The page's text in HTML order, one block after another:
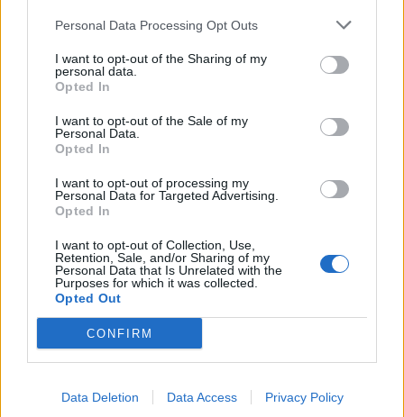
Personal Data Processing Opt Outs
I want to opt-out of the Sharing of my
personal data.
Opted In
I want to opt-out of the Sale of my
Personal Data.
Opted In
I want to opt-out of processing my
Personal Data for Targeted Advertising.
Opted In
I want to opt-out of Collection, Use,
Retention, Sale, and/or Sharing of my
Personal Data that Is Unrelated with the
Purposes for which it was collected.
Opted Out
CONFIRM
Data Deletion Data Access Privacy Policy
Διάβασε σχετικά
Χρυσές λίρες στην Ευρώπη: Ιστορία, είδη και
αξία - Πώς μπορείτε να πουλήσετε ή να
αγοράσετε
Διάβασε περισσότερα
Ελλάδα Οικονομία